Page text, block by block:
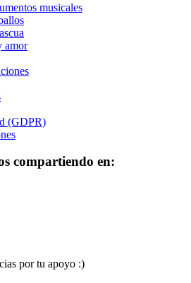
musicales
amor
(GDPR)
compartiendo en:
por tu apoyo :)